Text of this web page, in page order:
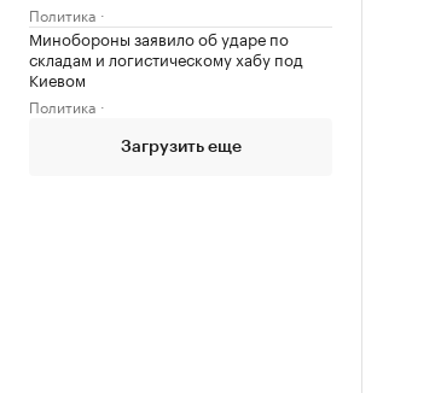
Политика
Минобороны заявило об ударе по
складам и логистическому хабу под
Киевом
Политика
Загрузить еще